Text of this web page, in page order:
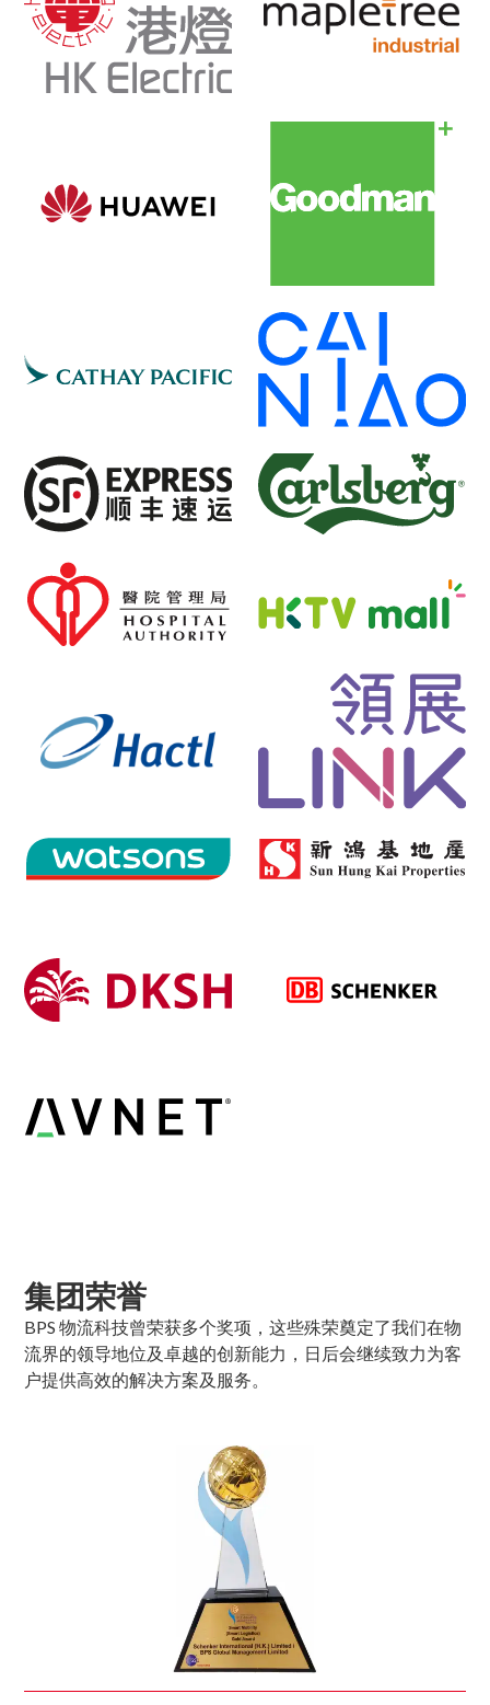
集团荣誉
BPS 物流科技曾荣获多个奖项，这些殊荣奠定了我们在物
流界的领导地位及卓越的创新能力，日后会继续致力为客
户提供高效的解决方案及服务。